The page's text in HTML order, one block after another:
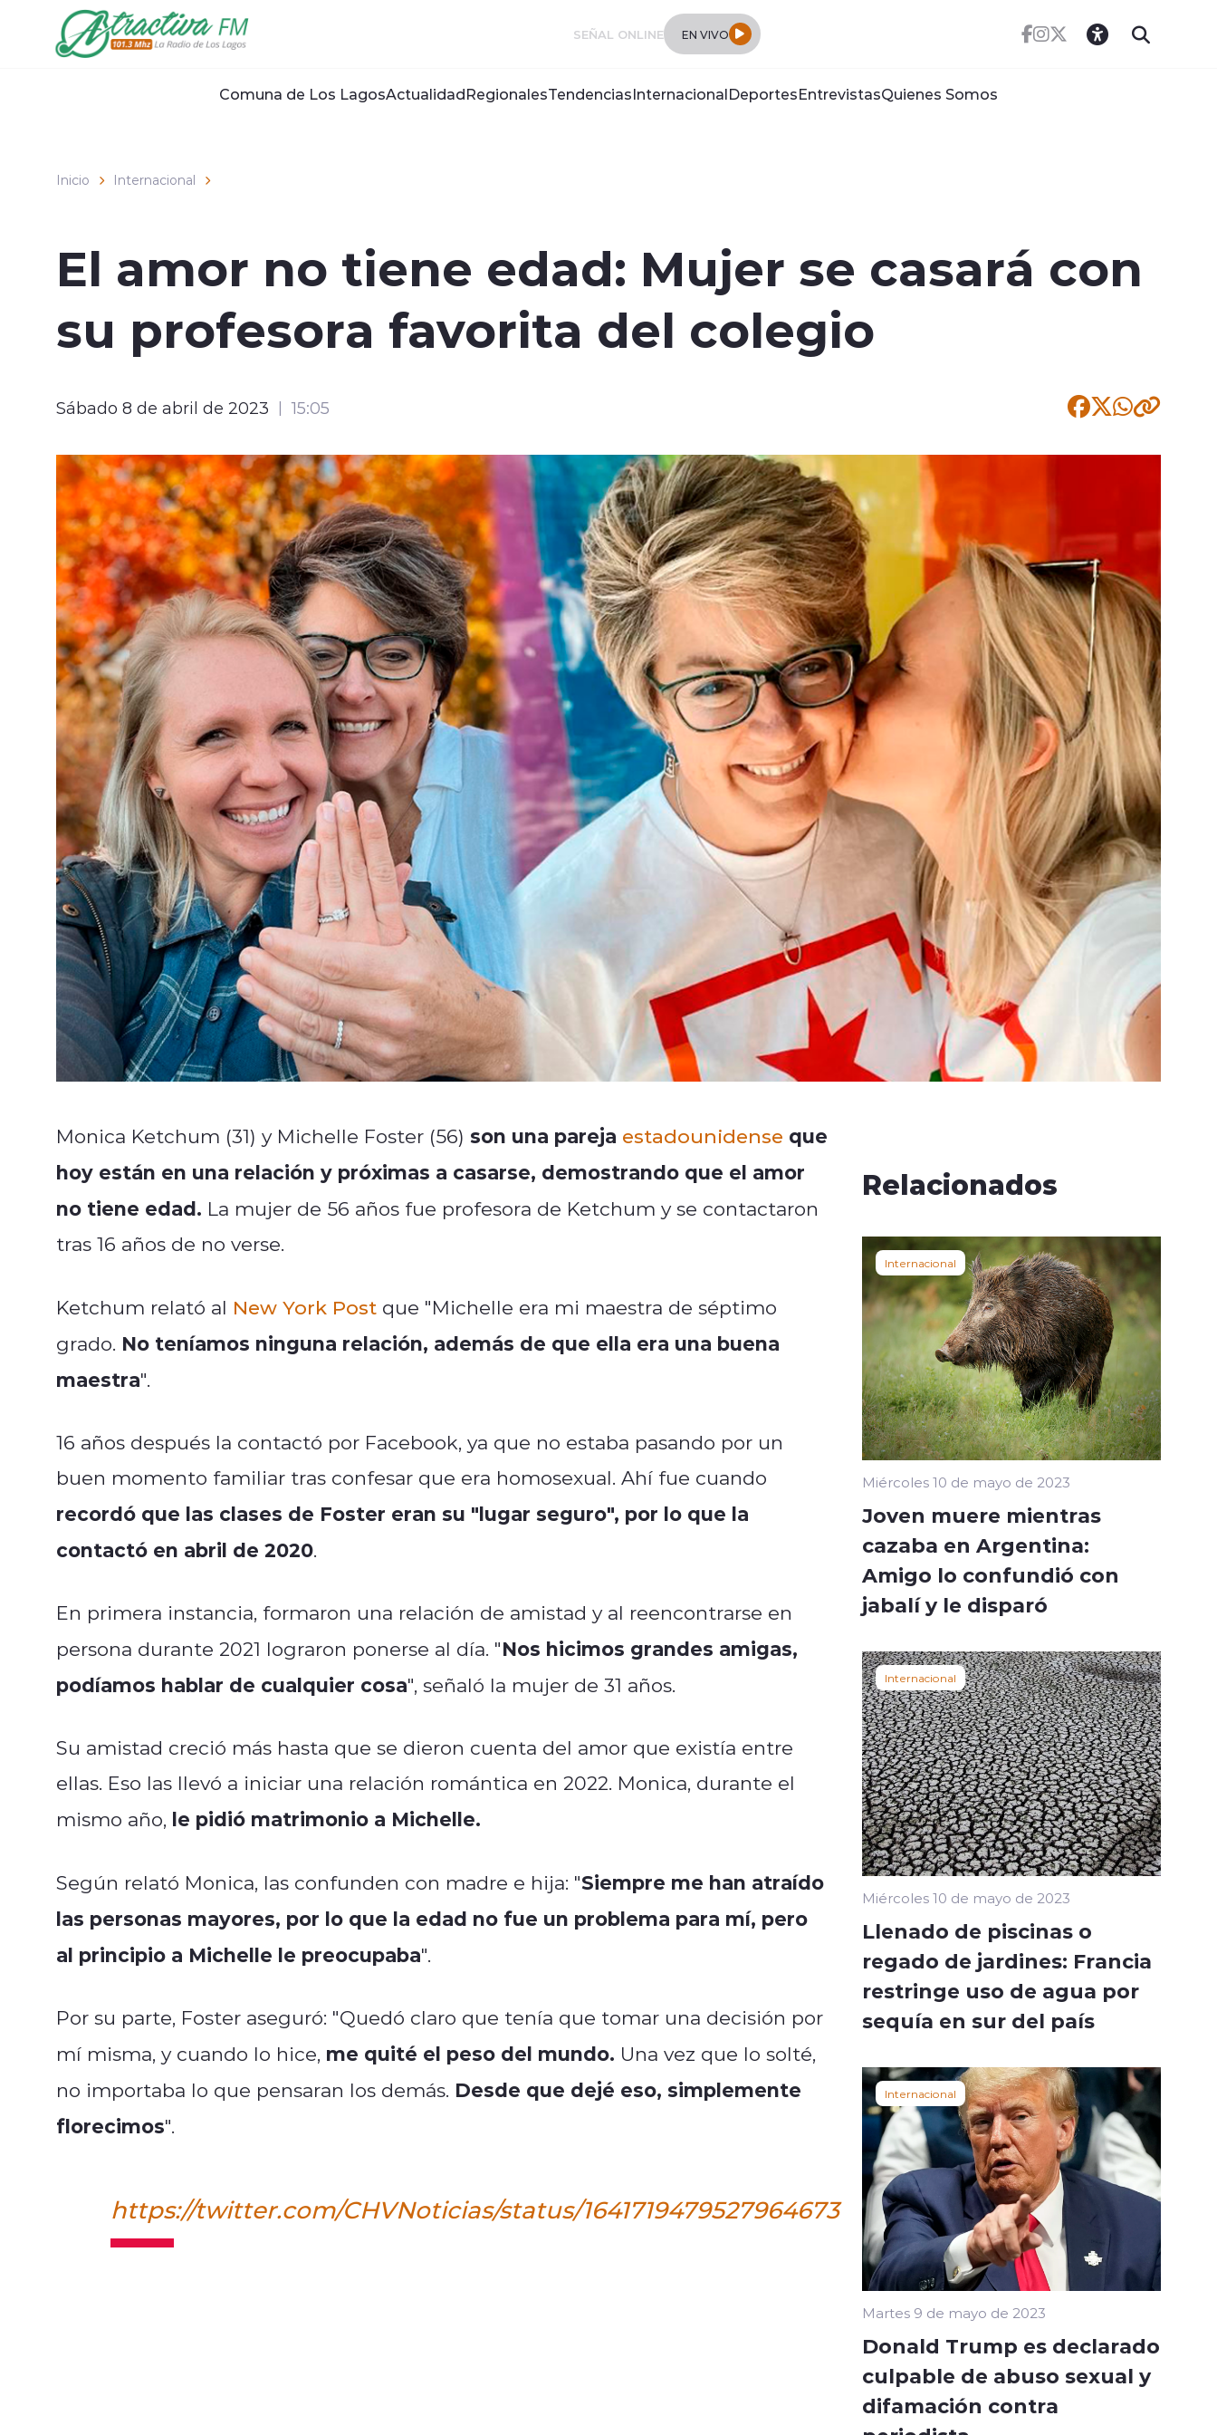
Click acá para ir directamente al contenido
SEÑAL ONLINE EN VIVO
Comuna de Los LagosActualidadRegionalesTendenciasInternacionalDeportesEntrevistasQuienes Somos
Inicio Internacional
El amor no tiene edad: Mujer se casará con
su profesora favorita del colegio
Sábado 8 de abril de 2023 15:05
Monica Ketchum (31) y Michelle Foster (56) son una pareja estadounidense que
hoy están en una relación y próximas a casarse, demostrando que el amor
no tiene edad. La mujer de 56 años fue profesora de Ketchum y se contactaron
tras 16 años de no verse.
Ketchum relató al New York Post que "Michelle era mi maestra de séptimo
grado. No teníamos ninguna relación, además de que ella era una buena
maestra".
16 años después la contactó por Facebook, ya que no estaba pasando por un
buen momento familiar tras confesar que era homosexual. Ahí fue cuando
recordó que las clases de Foster eran su "lugar seguro", por lo que la
contactó en abril de 2020.
En primera instancia, formaron una relación de amistad y al reencontrarse en
persona durante 2021 lograron ponerse al día. "Nos hicimos grandes amigas,
podíamos hablar de cualquier cosa", señaló la mujer de 31 años.
Su amistad creció más hasta que se dieron cuenta del amor que existía entre
ellas. Eso las llevó a iniciar una relación romántica en 2022. Monica, durante el
mismo año, le pidió matrimonio a Michelle.
Según relató Monica, las confunden con madre e hija: "Siempre me han atraído
las personas mayores, por lo que la edad no fue un problema para mí, pero
al principio a Michelle le preocupaba".
Por su parte, Foster aseguró: "Quedó claro que tenía que tomar una decisión por
mí misma, y cuando lo hice, me quité el peso del mundo. Una vez que lo solté,
no importaba lo que pensaran los demás. Desde que dejé eso, simplemente
florecimos".
https://twitter.com/CHVNoticias/status/1641719479527964673
Relacionados
Internacional
Miércoles 10 de mayo de 2023
Joven muere mientras
cazaba en Argentina:
Amigo lo confundió con
jabalí y le disparó
Internacional
Miércoles 10 de mayo de 2023
Llenado de piscinas o
regado de jardines: Francia
restringe uso de agua por
sequía en sur del país
Internacional
Martes 9 de mayo de 2023
Donald Trump es declarado
culpable de abuso sexual y
difamación contra